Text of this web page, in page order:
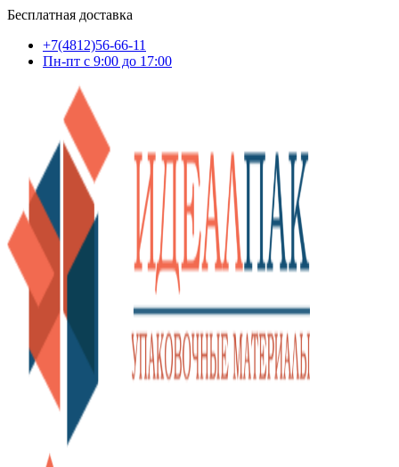
Бесплатная доставка
+7(4812)56-66-11
Пн-пт c 9:00 до 17:00